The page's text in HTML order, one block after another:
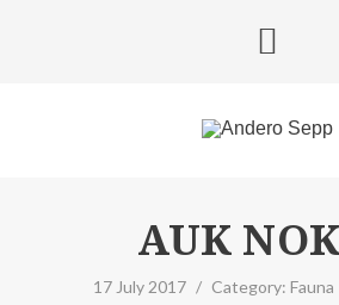
AUK
17 July 2017 / Category: Fauna